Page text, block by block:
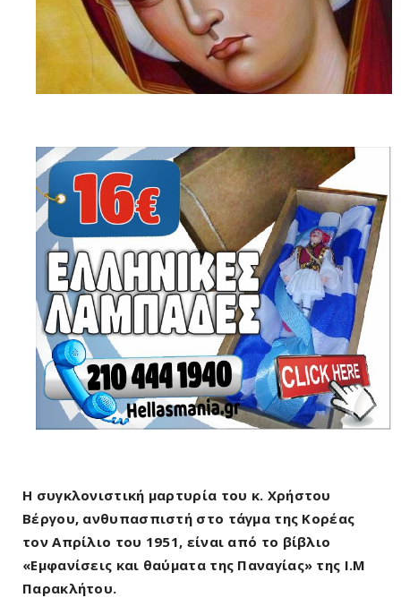
Η συγκλονιστική μαρτυρία του κ. Χρήστου
Βέργου, ανθυπασπιστή στο τάγμα της Κορέας
τον Απρίλιο του 1951, είναι από το βίβλιο
«Εμφανίσεις και θαύματα της Παναγίας» της Ι.Μ
Παρακλήτου.